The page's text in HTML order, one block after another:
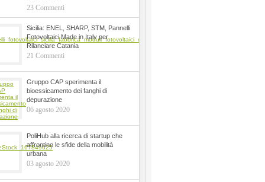
23 Commenti
Sicilia: ENEL, SHARP, STM, Pannelli
Fotovoltaici Made in Italy per
Rilanciare Catania
21 Commenti
Gruppo CAP sperimenta il
bioessicamento dei fanghi di
depurazione
06 agosto 2020
PoliHub alla ricerca di startup che
affrontino le sfide della mobilità
urbana
03 agosto 2020